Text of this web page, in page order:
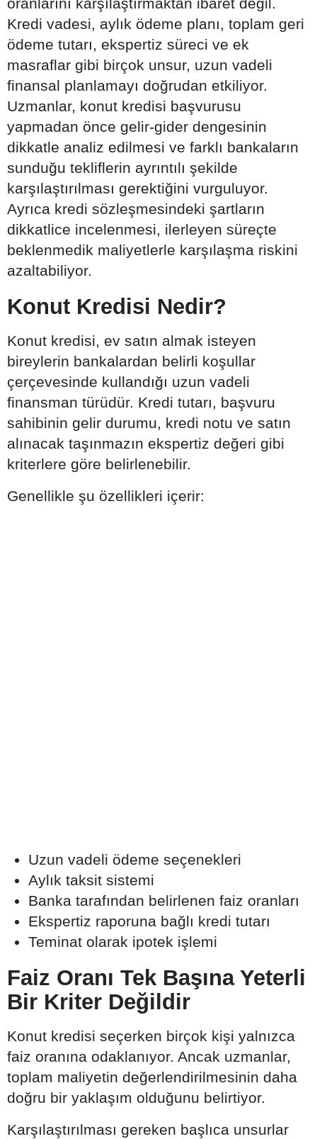
oranlarını karşılaştırmaktan ibaret değil.
Kredi vadesi, aylık ödeme planı, toplam geri
ödeme tutarı, ekspertiz süreci ve ek
masraflar gibi birçok unsur, uzun vadeli
finansal planlamayı doğrudan etkiliyor.
Uzmanlar, konut kredisi başvurusu
yapmadan önce gelir-gider dengesinin
dikkatle analiz edilmesi ve farklı bankaların
sunduğu tekliflerin ayrıntılı şekilde
karşılaştırılması gerektiğini vurguluyor.
Ayrıca kredi sözleşmesindeki şartların
dikkatlice incelenmesi, ilerleyen süreçte
beklenmedik maliyetlerle karşılaşma riskini
azaltabiliyor.
Konut Kredisi Nedir?
Konut kredisi, ev satın almak isteyen
bireylerin bankalardan belirli koşullar
çerçevesinde kullandığı uzun vadeli
finansman türüdür. Kredi tutarı, başvuru
sahibinin gelir durumu, kredi notu ve satın
alınacak taşınmazın ekspertiz değeri gibi
kriterlere göre belirlenebilir.
Genellikle şu özellikleri içerir:
Uzun vadeli ödeme seçenekleri
Aylık taksit sistemi
Banka tarafından belirlenen faiz oranları
Ekspertiz raporuna bağlı kredi tutarı
Teminat olarak ipotek işlemi
Faiz Oranı Tek Başına Yeterli
Bir Kriter Değildir
Konut kredisi seçerken birçok kişi yalnızca
faiz oranına odaklanıyor. Ancak uzmanlar,
toplam maliyetin değerlendirilmesinin daha
doğru bir yaklaşım olduğunu belirtiyor.
Karşılaştırılması gereken başlıca unsurlar